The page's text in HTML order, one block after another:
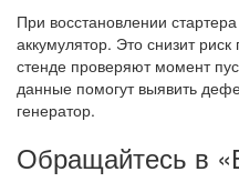
При восстановлении
аккумулятор. Это снизит
стенде проверяют момент
данные помогут выявить
генератор.
Обращайтесь в